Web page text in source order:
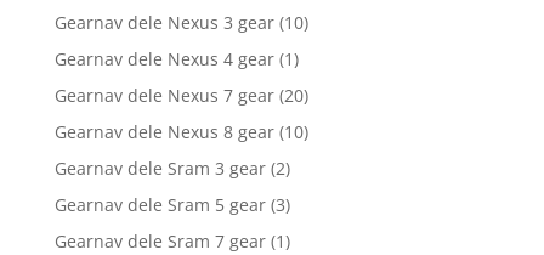
Gearnav dele Nexus 3 gear (10)
Gearnav dele Nexus 4 gear (1)
Gearnav dele Nexus 7 gear (20)
Gearnav dele Nexus 8 gear (10)
Gearnav dele Sram 3 gear (2)
Gearnav dele Sram 5 gear (3)
Gearnav dele Sram 7 gear (1)